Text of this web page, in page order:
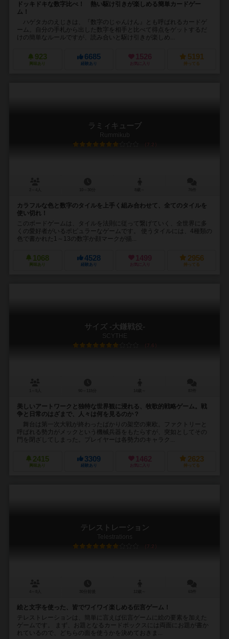
ドッキドキな数字比べ！ 熱い駆け引きが楽しめる簡単カードゲー
ム！
ハゲタカのえじきは、『数字のじゃんけん』とも呼ばれるカードゲ
ーム。自分の手札から出した数字を相手と比べて得点をゲットするだ
けの簡単なルールですが、読み合いと駆け引きが楽しめ...
923
興味あり
6685
経験あり
1526
お気に入り
5191
持ってる
ラミィキューブ
Rummikub
7.2
カラフルな色と数字のタイルを上手く組み合わせて、全てのタイルを
使い切れ！
このボードゲームは、タイルを法則に従って繋げていく、全世界に多
くの愛好者がいるポピュラーなゲームです。 使うタイルには、4種類の
色で書かれた1～13の数字か顔マークが描...
1068
興味あり
4528
経験あり
1499
お気に入り
2956
持ってる
サイズ -大鎌戦役-
SCYTHE
7.6
美しいアートワークと独特な世界観に浸れる、牧歌的戦略ゲーム。戦
争と日常のはざまで、人々は何を見るのか？
舞台は第一次大戦が終わったばかりの架空の東欧。ファクトリーと
呼ばれる勢力がメックという機械兵器をもたらすが、突如としてその
門を閉ざしてしまった。プレイヤーは各勢力のキャラク...
2415
興味あり
3309
経験あり
1462
お気に入り
2623
持ってる
テレストレーション
Telestrations
7.2
絵と文字を使った、皆でワイワイ楽しめる伝言ゲーム！
テレストレーションは、簡単に言えば伝言ゲームに絵の要素を加えた
ゲームです。 まず、お題となるカードボックスには両面にお題が書か
れているので、どちらの面を使うかを決めておきま...